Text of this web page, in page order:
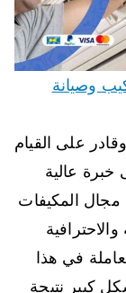
حولي 98548488 تركيب وصيانة
على القيام
خبرة عالية
المكيفات
في هذا
كبير نتيجة